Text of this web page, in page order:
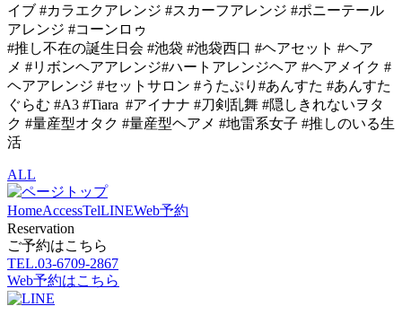
イブ #カラエクアレンジ #スカーフアレンジ #ポニーテール
アレンジ #コーンロゥ
#推し不在の誕生日会 #池袋 #池袋西口 #ヘアセット #ヘア
メ #リボンヘアアレンジ#ハートアレンジヘア #ヘアメイク #
ヘアアレンジ #セットサロン #うたぷり#あんすた #あんすた
ぐらむ #A3 #Tiara #アイナナ #刀剣乱舞 #隠しきれないヲタ
ク #量産型オタク #量産型ヘアメ #地雷系女子 #推しのいる生
活
ALL
HomeAccessTelLINEWeb予約
Reservation
ご予約はこちら
TEL.03-6709-2867
Web予約はこちら